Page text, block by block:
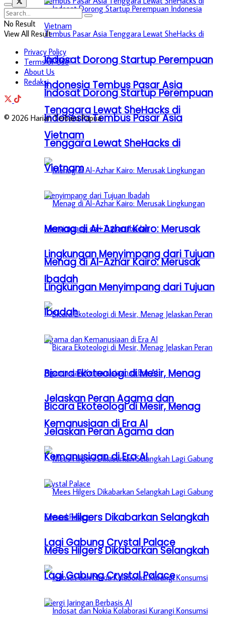
Indosat Dorong Startup Perempuan
Indonesia Tembus Pasar Asia
Tenggara Lewat SheHacks di
Vietnam
Menag di Al-Azhar Kairo: Merusak
Lingkungan Menyimpang dari Tujuan
Ibadah
Bicara Ekoteologi di Mesir, Menag
Jelaskan Peran Agama dan
Kemanusiaan di Era AI
Mees Hilgers Dikabarkan Selangkah
Lagi Gabung Crystal Palace
Indosat Dorong Startup Perempuan
Indonesia Tembus Pasar Asia
Tenggara Lewat SheHacks di
Vietnam
Menag di Al-Azhar Kairo: Merusak
Lingkungan Menyimpang dari Tujuan
Ibadah
Bicara Ekoteologi di Mesir, Menag
Jelaskan Peran Agama dan
Kemanusiaan di Era AI
Mees Hilgers Dikabarkan Selangkah
Lagi Gabung Crystal Palace
No Result
View All Result
Privacy Policy
Terms of Use
About Us
Redaksi
© 2026 Harian Terbaru Papua